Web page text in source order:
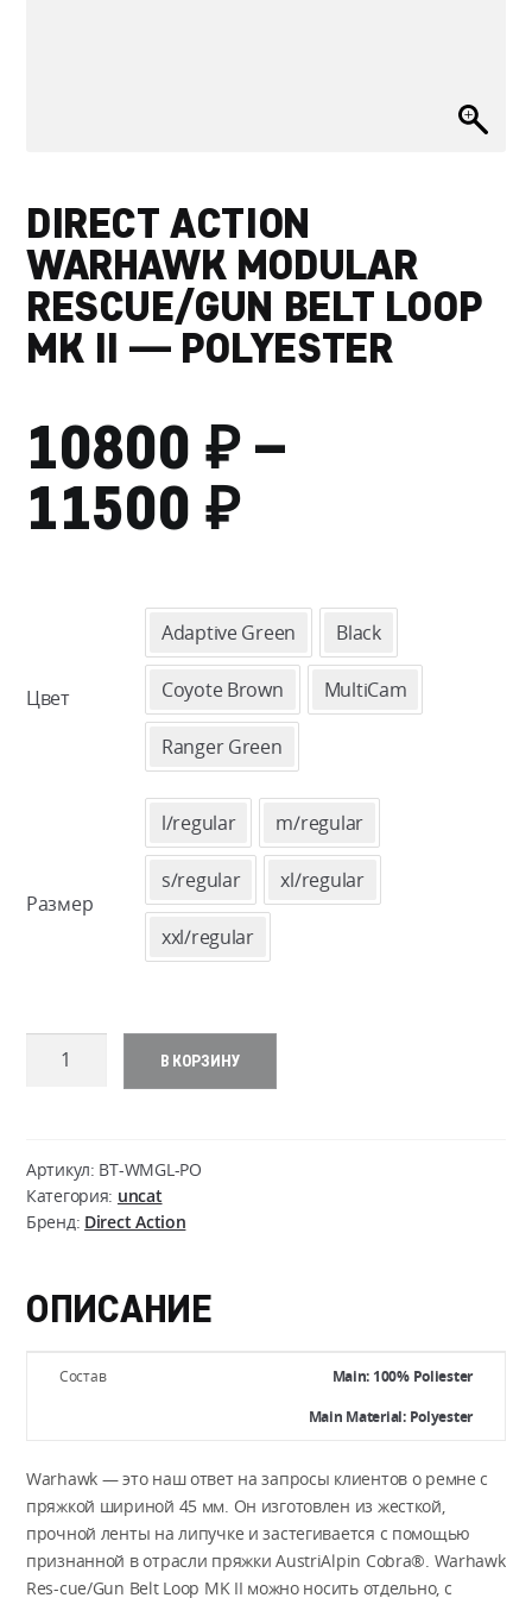
DIRECT ACTION
WARHAWK MODULAR
RESCUE/GUN BELT LOOP
MK II — POLYESTER
10800₽ –
11500₽
10800 ₽
–
11500 ₽
Цвет
Adaptive Green Black
Coyote Brown MultiCam
Ranger Green
Размер
l/regular m/regular
s/regular xl/regular
xxl/regular
Количество
Warhawk
Modular
Rescue/Gun
MK
В КОРЗИНУ
Артикул: BT-WMGL-PO
Категория: uncat
Бренд: Direct Action
ОПИСАНИЕ
Состав
Main: 100% Poliester
Main Material: Polyester
Warhawk — это наш ответ на запросы клиентов о ремне с
пряжкой шириной 45 мм. Он изготовлен из жесткой,
прочной ленты на липучке и застегивается с помощью
признанной в отрасли пряжки AustriAlpin Cobra®. Warhawk
Res-cue/Gun Belt Loop MK II можно носить отдельно, с